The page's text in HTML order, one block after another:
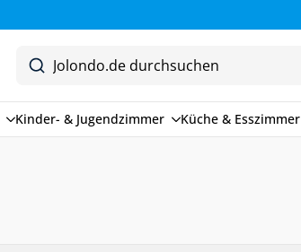
Kinder- & Jugendzimmer Küche & Esszimmer